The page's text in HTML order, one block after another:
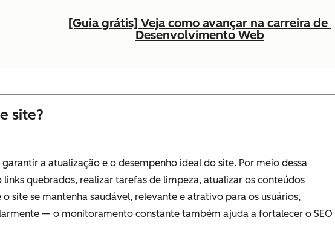
[Guia grátis] Veja como avançar na carreira de
Desenvolvimento Web
site?
a atualização e o desempenho ideal do site. Por meio dessa
quebrados, realizar tarefas de limpeza, atualizar os conteúdos
site se mantenha saudável, relevante e atrativo para os usuários,
— o monitoramento constante também ajuda a fortalecer o SEO